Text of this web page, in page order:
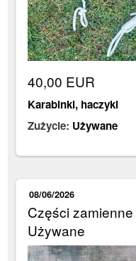
40,00 EUR
Karabinki, haczyki
Zużycie: Używane
08/06/2026
Części
Używane